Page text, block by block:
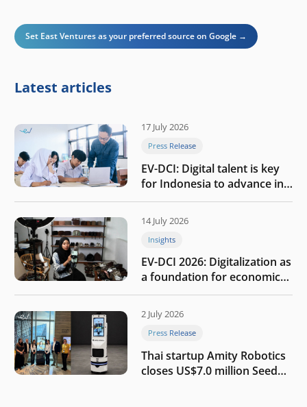
Set East Ventures as your preferred source on Google →
Latest articles
17 July 2026
Press Release
EV-DCI: Digital talent is key
for Indonesia to advance in
the AI era
14 July 2026
Insights
EV-DCI 2026: Digitalization as
a foundation for economic
growth
2 July 2026
Press Release
Thai startup Amity Robotics
closes US$7.0 million Seed